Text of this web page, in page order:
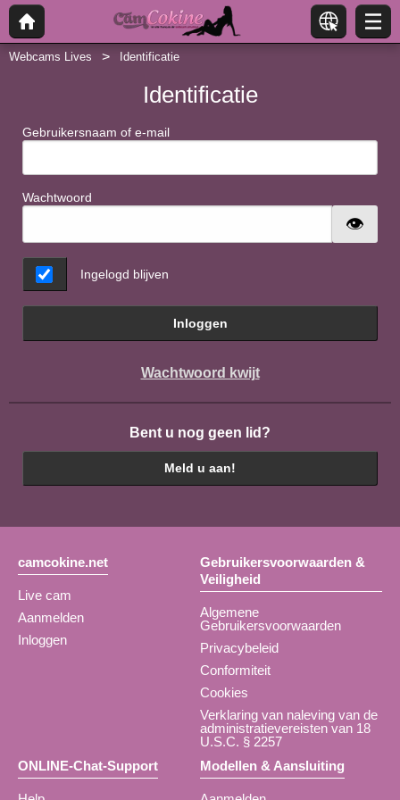
Webcams Lives Identificatie
Identificatie
Gebruikersnaam of e-mail
Wachtwoord
Ingelogd blijven
Inloggen
Wachtwoord kwijt
Bent u nog geen lid?
Meld u aan!
camcokine.net
Live cam
Aanmelden
Inloggen
Gebruikersvoorwaarden &
Veiligheid
Algemene
Gebruikersvoorwaarden
Privacybeleid
Conformiteit
Cookies
Verklaring van naleving van de
administratievereisten van 18
U.S.C. § 2257
ONLINE-Chat-Support
Modellen & Aansluiting